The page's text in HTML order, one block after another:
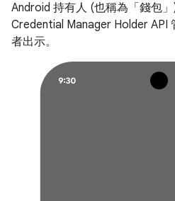
Android 持有人 (也稱為「錢包
Credential Manager Holder API
者出示。